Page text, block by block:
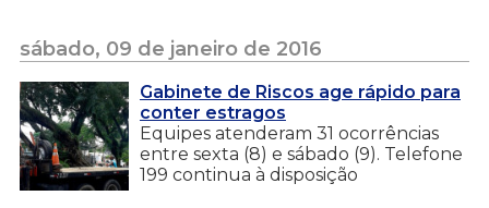
sábado, 09 de janeiro de 2016
Gabinete de Riscos age rápido para
conter estragos
Equipes atenderam 31 ocorrências
entre sexta (8) e sábado (9). Telefone
199 continua à disposição